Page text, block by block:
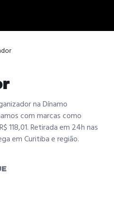
na Dínamo
com marcas como
118,01. Retirada em 24h nas
em Curitiba e região.